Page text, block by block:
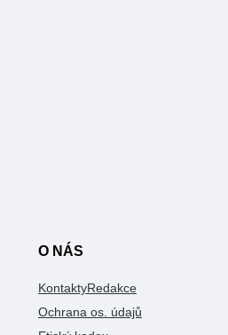
O NÁS
KontaktyRedakce
Ochrana os. údajů